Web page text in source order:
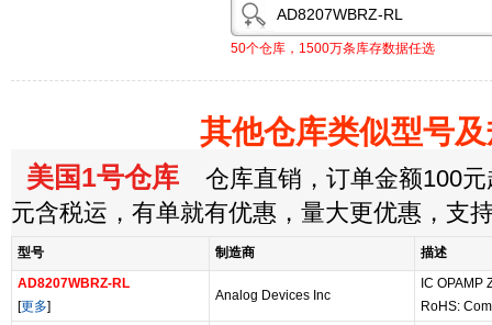
50个仓库，1500万条库存数据任选
其他仓库类似型号
美国1号仓库 仓库直销，订单金额100元
元含税运，有单就有优惠，量大更优惠，支
型号 制造商
描述
AD8207WBRZ-RL
[更多]
Analog Devices Inc
IC OPAMP
RoHS: